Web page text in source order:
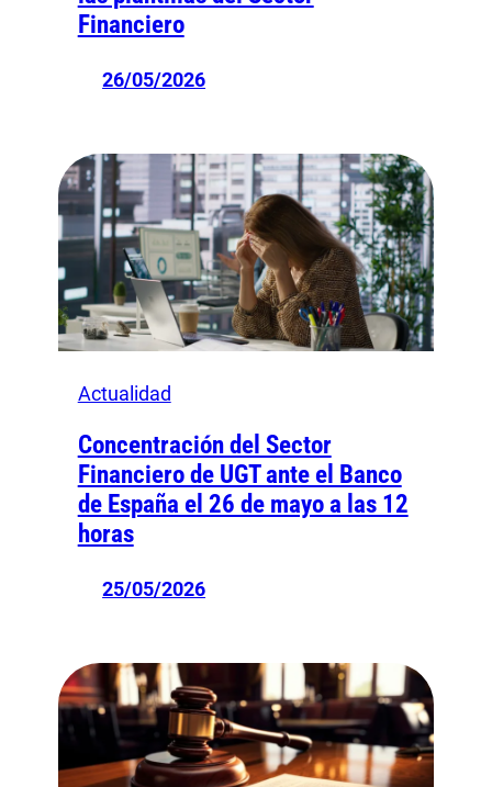
Financiero
26/05/2026
Actualidad
Concentración del Sector
Financiero de UGT ante el Banco
de España el 26 de mayo a las 12
horas
25/05/2026